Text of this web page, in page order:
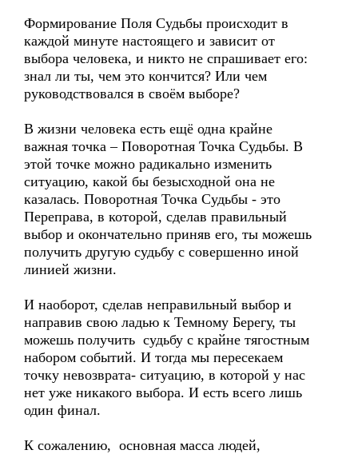
Формирование Поля Судьбы происходит в
каждой минуте настоящего и зависит от
выбора человека, и никто не спрашивает его:
знал ли ты, чем это кончится? Или чем
руководствовался в своём выборе?
В жизни человека есть ещё одна крайне
важная точка – Поворотная Точка Судьбы. В
этой точке можно радикально изменить
ситуацию, какой бы безысходной она не
казалась. Поворотная Точка Судьбы - это
Переправа, в которой, сделав правильный
выбор и окончательно приняв его, ты можешь
получить другую судьбу с совершенно иной
линией жизни.
И наоборот, сделав неправильный выбор и
направив свою ладью к Темному Берегу, ты
можешь получить судьбу с крайне тягостным
набором событий. И тогда мы пересекаем
точку невозврата- ситуацию, в которой у нас
нет уже никакого выбора. И есть всего лишь
один финал.
К сожалению, основная масса людей,